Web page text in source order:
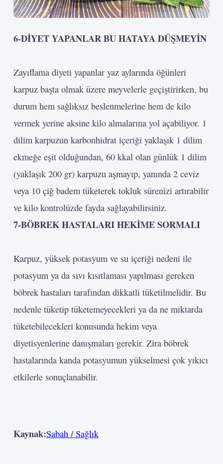
6-DİYET YAPANLAR BUHATAYA DÜŞMEYİN
Zayıflama diyeti yapanlar yaz aylarında öğünleri
karpuz başta olmak üzere meyvelerle geçiştirirken, bu
durum hem sağlıksız beslenmelerine hem de kilo
vermek yerine aksine kilo almalarına yol açabiliyor. 1
dilim karpuzun karbonhidrat içeriği yaklaşık 1 dilim
ekmeğe eşit olduğundan, 60 kkal olan günlük 1 dilim
(yaklaşık 200 gr) karpuzu aşmayıp, yanında 2 ceviz
veya 10 çiğ badem tüketerek tokluk sürenizi artırabilir
ve kilo kontrolüzde fayda sağlayabilirsiniz.
7-BÖBREK HASTALARIHEKİME SORMALI
Karpuz, yüksek potasyum ve su içeriği nedeni ile
potasyum ya da sıvı kısıtlaması yapılması gereken
böbrek hastaları tarafından dikkatli tüketilmelidir. Bu
nedenle tüketip tüketemeyecekleri ya da ne miktarda
tüketebilecekleri konusunda hekim veya
diyetisyenlerine danışmaları gerekir. Zira böbrek
hastalarında kanda potasyumun yükselmesi çok yıkıcı
etkilerle sonuçlanabilir.
Kaynak:Sabah / Sağlık